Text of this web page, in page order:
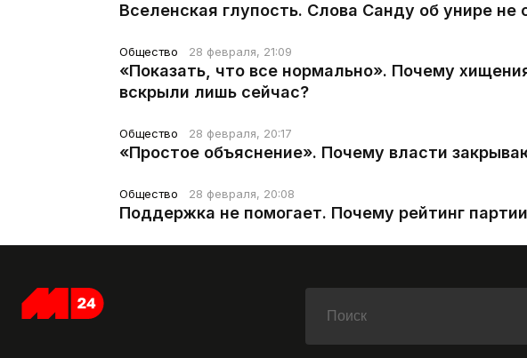
Вселенская глупость. Слова Санду об унире не
Общество 28 февраля, 21:09
«Показать, что все нормально». Почему
вскрыли лишь сейчас?
Общество 28 февраля, 20:17
«Простое объяснение». Почему власти
Общество 28 февраля, 20:08
Поддержка не помогает. Почему рейтинг